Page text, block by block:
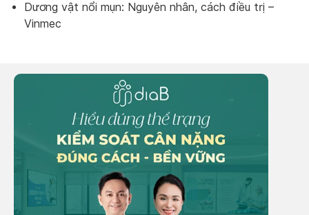
Dương vật nổi mụn: Nguyên nhân, cách điều trị –
Vinmec